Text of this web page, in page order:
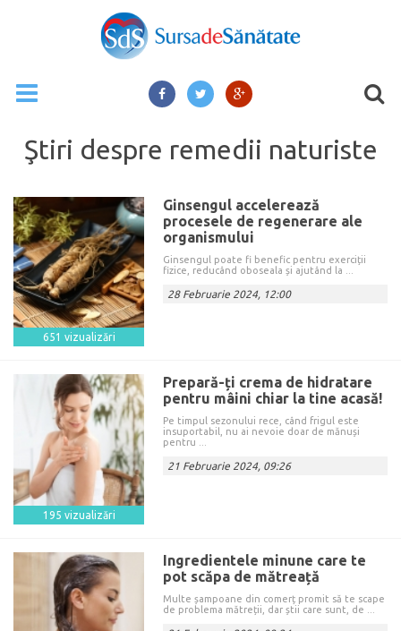
Ştiri despre remedii naturiste
651 vizualizări
Ginsengul accelerează
procesele de regenerare ale
organismului
Ginsengul poate fi benefic pentru exerciții
fizice, reducând oboseala și ajutând la ...
28 Februarie 2024, 12:00
195 vizualizări
Prepară-ți crema de hidratare
pentru mâini chiar la tine acasă!
Pe timpul sezonului rece, când frigul este
insuportabil, nu ai nevoie doar de mănuși
pentru ...
21 Februarie 2024, 09:26
Ingredientele minune care te
pot scăpa de mătreață
Multe șampoane din comerț promit să te scape
de problema mătreții, dar știi care sunt, de ...